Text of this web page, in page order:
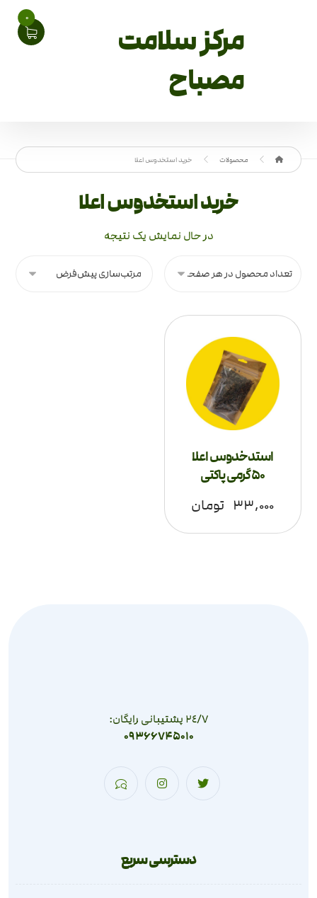
مرکز سلامت
مصباح
0
محصولات خرید استخدوس اعلا
خرید استخدوس اعلا
در حال نمایش یک نتیجه
استدخدوس اعلا
50 گرمی پاکتی
۳۳,۰۰۰ تومان
٢٤/٧ پشتیبانی رایگان:
09366745010
دسترسی سریع